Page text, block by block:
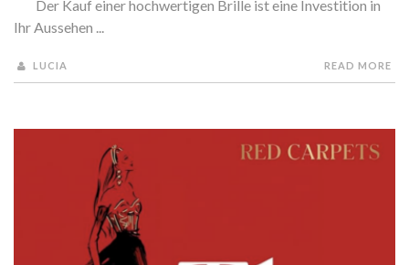
Der Kauf einer hochwertigen Brille ist eine Investition in
Ihr Aussehen ...
LUCIA READ MORE